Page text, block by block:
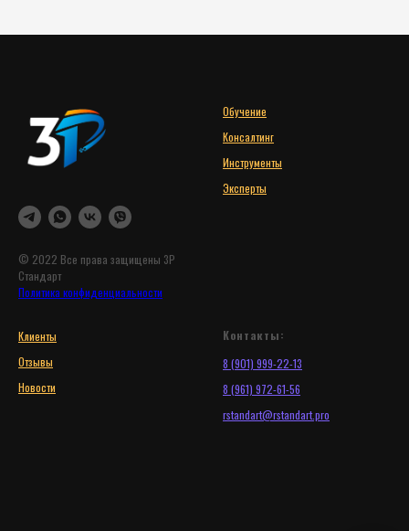
© 2022 Все права защищены 3Р
Стандарт
Политика конфиденциальности
Обучение
Консалтинг
Инструменты
Эксперты
Клиенты
Отзывы
Новости
Контакты:
8 (901) 999-22-13
8 (961) 972-61-56
rstandart@rstandart.pro